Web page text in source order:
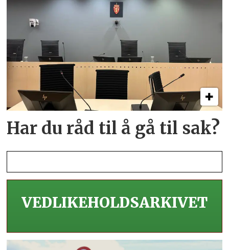
Har du råd til å gå til sak?
VEDLIKEHOLDS­ARKIVET